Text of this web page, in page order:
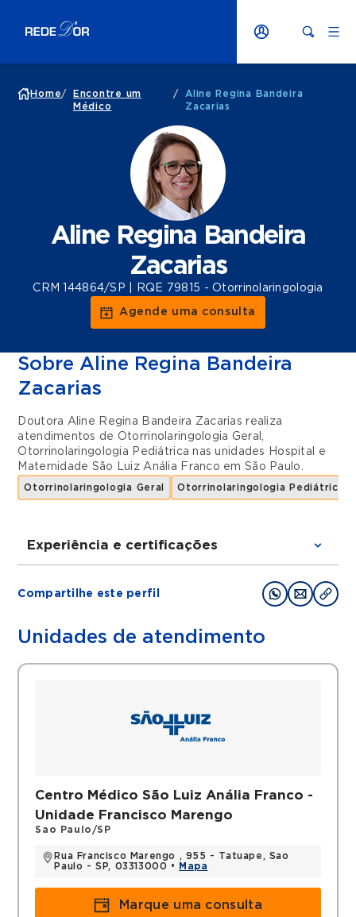
Home/
Encontre um
Médico
/
Aline Regina Bandeira
Zacarias
Aline Regina Bandeira
Zacarias
CRM 144864/SP | RQE 79815 - Otorrinolaringologia
Agende uma consulta
Sobre Aline Regina Bandeira
Zacarias
Doutora Aline Regina Bandeira Zacarias realiza
atendimentos de Otorrinolaringologia Geral,
Otorrinolaringologia Pediátrica nas unidades
Hospital e
Maternidade São Luiz Anália Franco emSão Paulo.
Otorrinolaringologia Geral Otorrinolaringologia Pediátrica
Experiência e certificações
Lusíadas
pelo Hospital CEMA
Histórico
Aline Zacarias é médica formada pela
Faculdade de Ciências Médicas de Santos
com Residência Médica em
Otorrinolaringologia pelo Hospital CEMA
onde também realizou Fellowship em
Compartilhe este perfil
Unidades de atendimento
Centro Médico São Luiz Anália Franco -
Unidade Francisco Marengo
Sao Paulo/SP
Rua Francisco Marengo , 955 - Tatuape, Sao
Paulo - SP, 03313000 •
Mapa
Marque uma consulta